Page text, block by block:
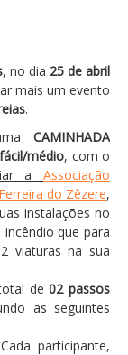
, no dia 25 de abril
mais um evento
.
CAMINHADA
fácil/médio, com o
aAssociação
do Zêzere,
instalações no
que para
viaturas na sua
de 02 passos
as seguintes
Cada participante,